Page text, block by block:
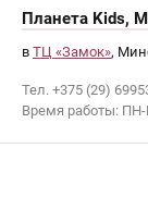
Планета Kids,
в ТЦ «Замок»,
Тел. +375 (29)
Время работы: